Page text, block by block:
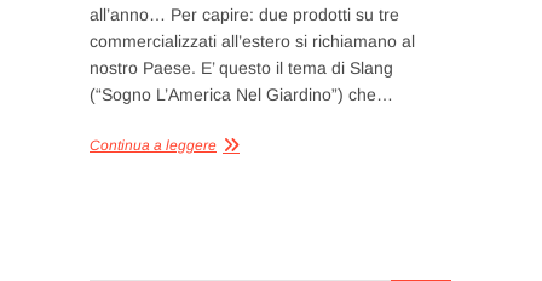
all’anno… Per capire: due prodotti su tre
commercializzati all’estero si richiamano al
nostro Paese. E’ questo il tema di Slang
(“Sogno L’America Nel Giardino”) che…
Continua a leggere